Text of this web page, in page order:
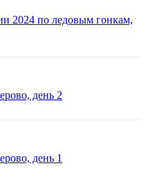
2024 по ледовым гонкам,
день 2
день 1